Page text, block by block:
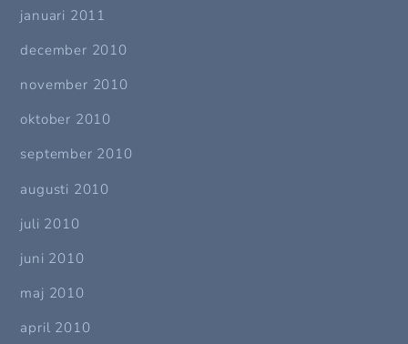
januari 2011
december 2010
november 2010
oktober 2010
september 2010
augusti 2010
juli 2010
juni 2010
maj 2010
april 2010